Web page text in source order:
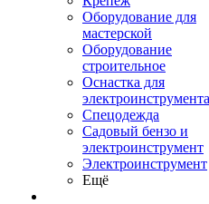
Оборудование для
мастерской
Оборудование
строительное
Оснастка для
электроинструмента
Спецодежда
Садовый бензо и
электроинструмент
Электроинструмент
Ещё